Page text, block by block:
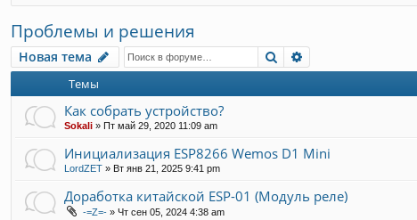
лк
и
Проблемы и решения
Новая тема
Новая тема Поиск
Темы
Как собрать устройство?
Sokali » Пт май 29, 2020 11:09 am
Инициализация ESP8266 Wemos D1 Mini
LordZET » Вт янв 21, 2025 9:41 pm
Доработка китайской ESP-01 (Модуль реле)
-=Z=- » Чт сен 05, 2024 4:38 am